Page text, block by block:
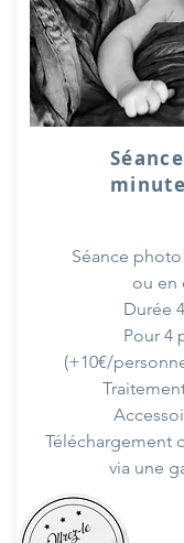
Séance
ou en
Durée
Pour 4
(+10€/
Téléchargement
via une